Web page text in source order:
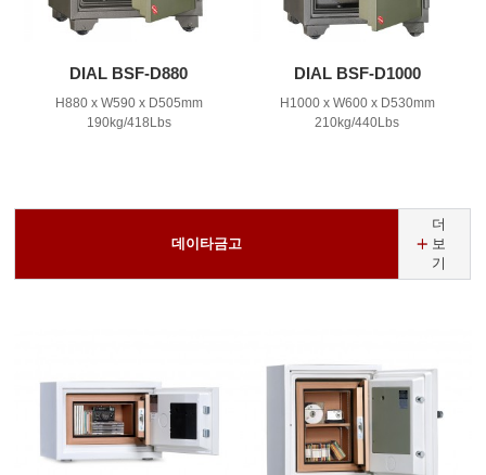
DIAL BSF-D880
H880 x W590 x D505mm
190kg/418Lbs
DIAL BSF-D1000
H1000 x W600 x D530mm
210kg/440Lbs
데이타금고
더
보
기